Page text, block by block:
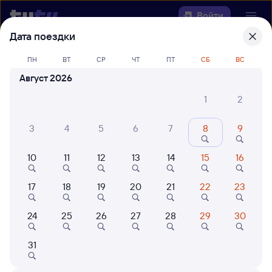
Войти
Выберите день, чтобы найтиж/д
билеты Сенная — Возрождение
Куда
Когда
Кто едет
Найти поезда
Дата поездки
ПН ВТ СР ЧТ ПТ СБ ВС
Август 2026
1
2
3 4 5 6 7 8 9
10 11 12 13 14 15 16
17 18 19 20 21 22 23
24 25 26 27 28 29 30
31